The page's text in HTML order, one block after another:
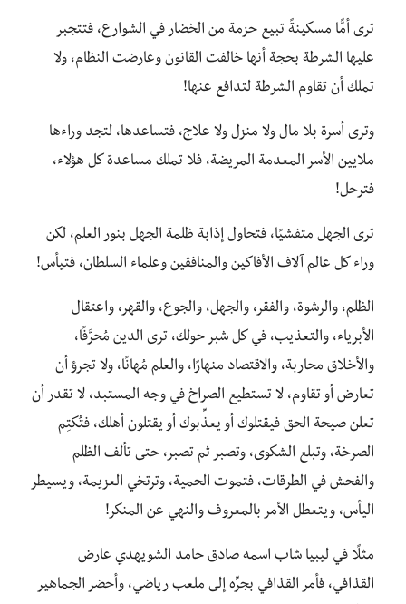
ترى أمًّا مسكينةً تبيع حزمة من الخضار في الشوارع، فتتجبر
عليها الشرطة بحجة أنها خالفت القانون وعارضت النظام، ولا
تملك أن تقاوم الشرطة لتدافع عنها!
وترى أسرة بلا مال ولا منزل ولا علاج، فتساعدها، لتجد وراءها
ملايين الأسر المعدمة المريضة، فلا تملك مساعدة كل هؤلاء،
فترحل!
ترى الجهل متفشيًا، فتحاول إذابة ظلمة الجهل بنور العلم، لكن
وراء كل عالم آلاف الأفاكين والمنافقين وعلماء السلطان، فتيأس!
الظلم، والرشوة، والفقر، والجهل، والجوع، والقهر، واعتقال
الأبرياء، والتعذيب، في كل شبر حولك، ترى الدين مُحرَّفًا،
والأخلاق محاربة، والاقتصاد منهارًا، والعلم مُهانًا، ولا تجرؤ أن
تعارض أو تقاوم، لا تستطيع الصراخ في وجه المستبد، لا تقدر أن
تعلن صيحة الحق فيقتلوك أو يعذِّبوك أو يقتلون أهلك، فتُكتِم
الصرخة، وتبلع الشكوى، وتصبر ثم تصبر، حتى تألف الظلم
والفحش في الطرقات، فتموت الحمية، وترتخي العزيمة، ويسيطر
اليأس، ويتعطل الأمر بالمعروف والنهي عن المنكر!
مثلًا في ليبيا شاب اسمه صادق حامد الشويهدي عارض
القذافي، فأمر القذافي بجرِّه إلى ملعب رياضي، وأحضر الجماهير